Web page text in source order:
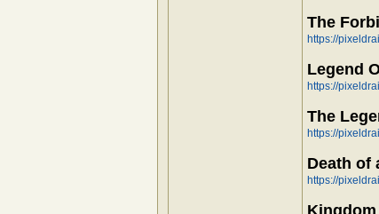
The
https://
Legend
https://
The
https://
Death of
https://